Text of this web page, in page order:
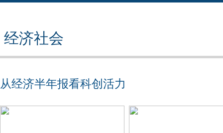
经济社会
从经济半年报看科创活力